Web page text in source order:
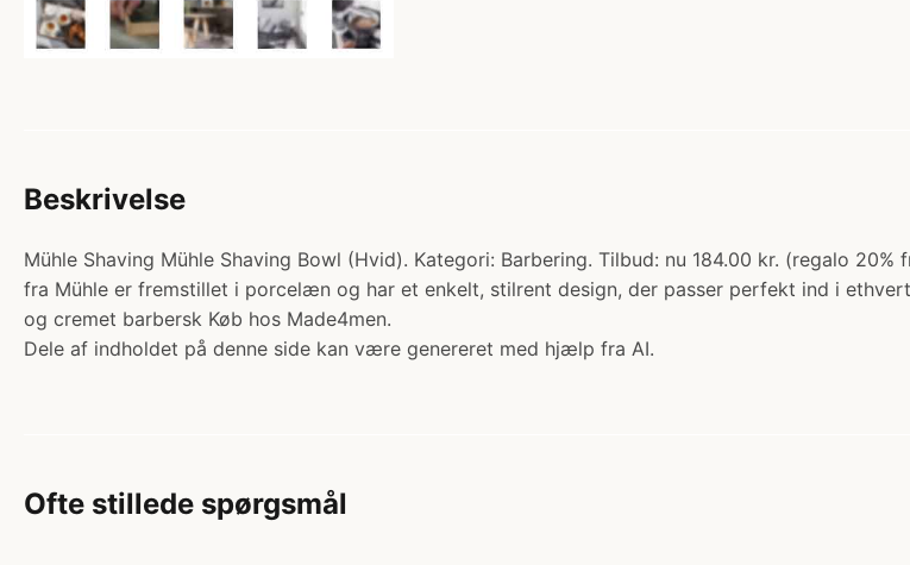
Beskrivelse
Mühle Shaving Mühle Shaving Bowl (Hvid). Kategori: Barbering. Tilbud: nu 184.00 kr. (regalo
fra Mühle er fremstillet i porcelæn og har et enkelt, stilrent design, der passer perfekt ind i
og cremet barbersk Køb hos Made4men.
Dele af indholdet på denne side kan være genereret med hjælp fra AI.
Ofte stillede spørgsmål